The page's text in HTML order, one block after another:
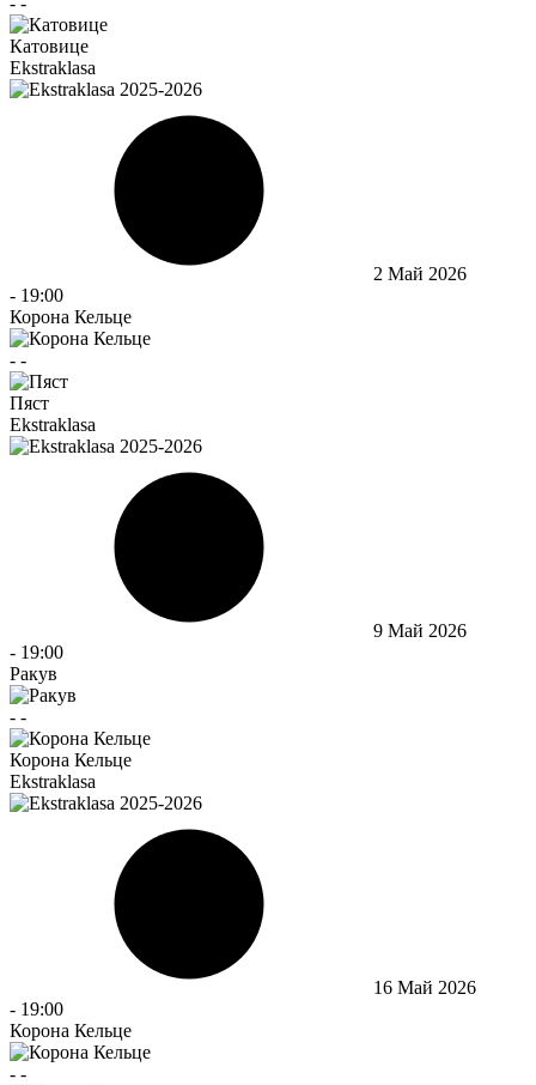
Катовице
Ekstraklasa
2 Май 2026
- 19:00
Корона Кельце
- -
Пяст
Ekstraklasa
9 Май 2026
- 19:00
Ракув
- -
Корона Кельце
Ekstraklasa
16 Май 2026
- 19:00
Корона Кельце
- -